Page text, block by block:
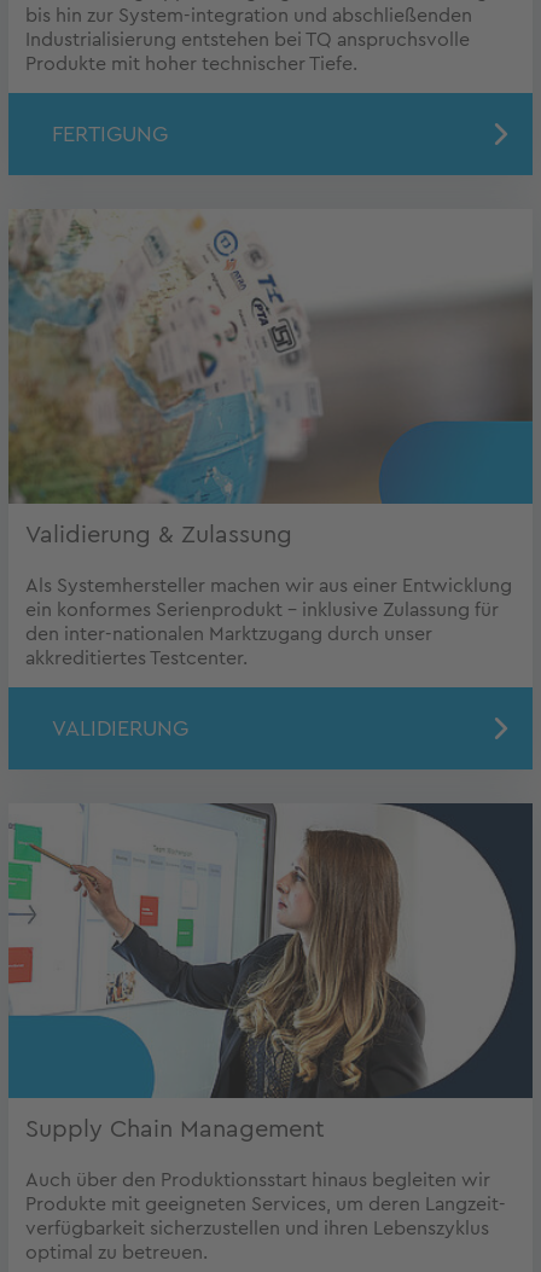
bis hin zur System-integration und abschließenden
Industrialisierung entstehen bei TQ anspruchsvolle
Produkte mit hoher technischer Tiefe.
FERTIGUNG
Validierung & Zulassung
Als Systemhersteller machen wir aus einer Entwicklung
ein konformes Serienprodukt – inklusive Zulassung für
den inter-nationalen Marktzugang durch unser
akkreditiertes Testcenter.
VALIDIERUNG
Supply Chain Management
Auch über den Produktionsstart hinaus begleiten wir
Produkte mit geeigneten Services, um deren Langzeit-
verfügbarkeit sicherzustellen und ihren Lebenszyklus
optimal zu betreuen.